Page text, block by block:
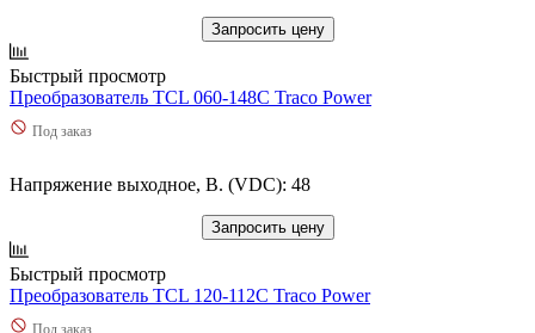
Запросить цену
Быстрый просмотр
Преобразователь TCL 060-148C Traco Power
Под заказ
Напряжение выходное, В. (VDC): 48
Запросить цену
Быстрый просмотр
Преобразователь TCL 120-112C Traco Power
Под заказ